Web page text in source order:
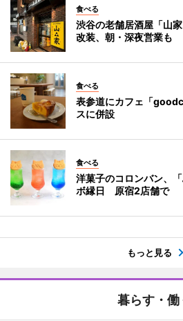
食べる
渋谷の老舗居酒屋「山
改装、朝・深夜営業も
食べる
表参道にカフェ「
スに併設
食べる
洋菓子のコロンバン、
ボ縁日 原宿2店舗で
もっと見る
暮らす・働